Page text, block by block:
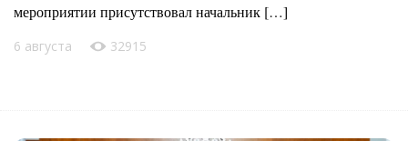
мероприятии присутствовал начальник […]
6 августа 32915